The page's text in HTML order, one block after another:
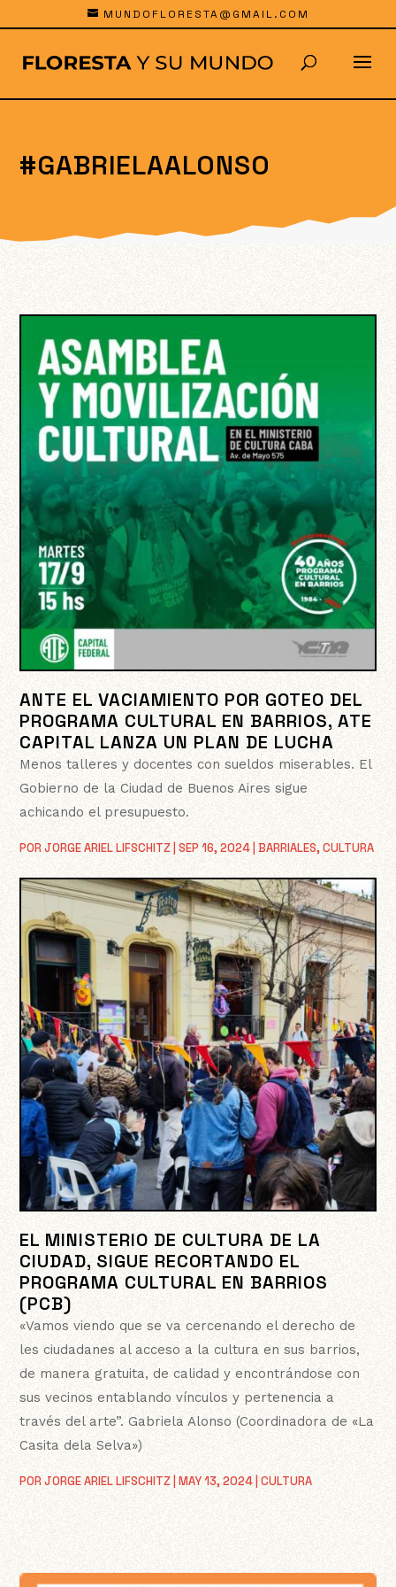
MUNDOFLORESTA@GMAIL.COM
#GABRIELAALONSO
ANTE EL VACIAMIENTO POR GOTEO DEL
PROGRAMA CULTURAL EN BARRIOS, ATE
CAPITAL LANZA UN PLAN DE LUCHA
PORJORGE ARIEL LIFSCHITZ |SEP 16, 2024 |BARRIALES,CULTURA
Menos talleres y docentes con sueldos miserables. El
Gobierno de la Ciudad de Buenos Aires sigue
achicando el presupuesto.
EL MINISTERIO DE CULTURA DE LA
CIUDAD, SIGUE RECORTANDO EL
PROGRAMA CULTURAL EN BARRIOS
(PCB)
PORJORGE ARIEL LIFSCHITZ |MAY 13, 2024 |CULTURA
«Vamos viendo que se va cercenando el derecho de
les ciudadanes al acceso a la cultura en sus barrios,
de manera gratuita, de calidad y encontrándose con
sus vecinos entablando vínculos y pertenencia a
través del arte”. Gabriela Alonso (Coordinadora de «La
Casita dela Selva»)